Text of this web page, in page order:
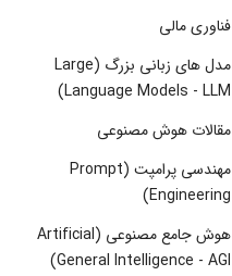
فناوری مالی
مدل های زبانی بزرگ (Large
Language Models - LLM)
مقالات هوش مصنوعی
مهندسی پرامپت (Prompt
Engineering)
هوش جامع مصنوعی (Artificial
General Intelligence - AGI)